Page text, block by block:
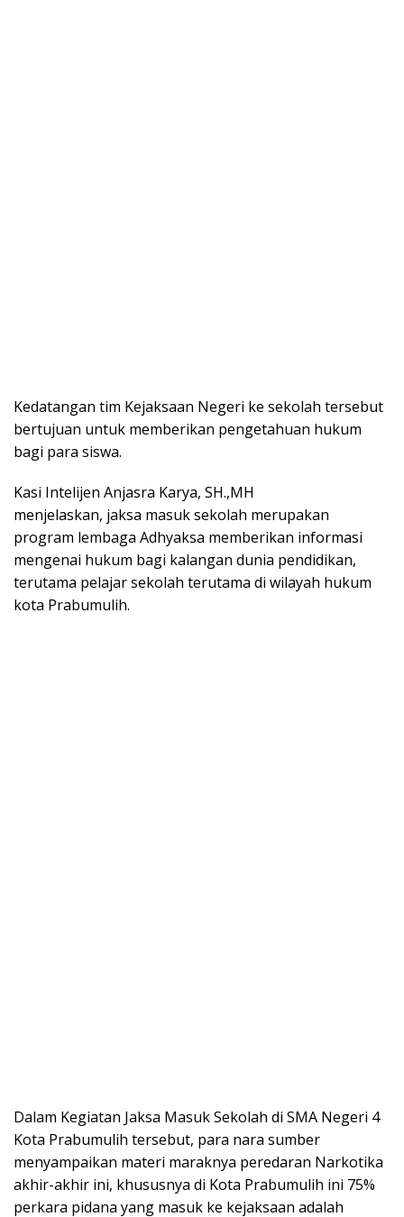
Kedatangan tim Kejaksaan Negeri ke sekolah tersebut
bertujuan untuk memberikan pengetahuan hukum
bagi para siswa.
Kasi Intelijen Anjasra Karya, SH.,MH
menjelaskan, jaksa masuk sekolah merupakan
program lembaga Adhyaksa memberikan informasi
mengenai hukum bagi kalangan dunia pendidikan,
terutama pelajar sekolah terutama di wilayah hukum
kota Prabumulih.
Dalam Kegiatan Jaksa Masuk Sekolah di SMA Negeri 4
Kota Prabumulih tersebut, para nara sumber
menyampaikan materi maraknya peredaran Narkotika
akhir-akhir ini, khususnya di Kota Prabumulih ini 75%
perkara pidana yang masuk ke kejaksaan adalah